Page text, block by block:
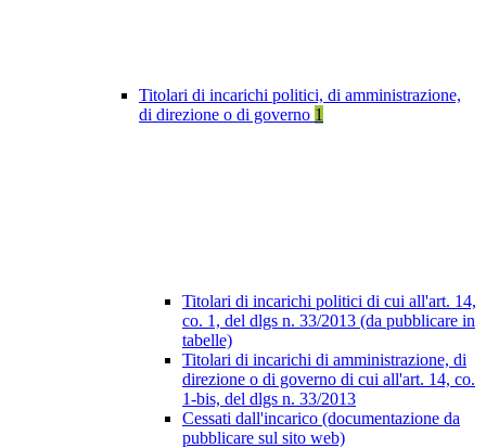
Titolari di incarichi politici, di amministrazione,
di direzione o di governo 1
Titolari di incarichi politici di cui all'art. 14,
co. 1, del dlgs n. 33/2013 (da pubblicare in
tabelle)
Titolari di incarichi di amministrazione, di
direzione o di governo di cui all'art. 14, co.
1-bis, del dlgs n. 33/2013
Cessati dall'incarico (documentazione da
pubblicare sul sito web)